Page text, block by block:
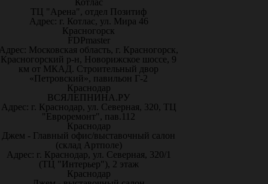
Котлас
ТЦ "Арена", отдел Позитиф
Адрес: г. Котлас, ул. Мира 46
Красногорск
FDPmaster
Московская область, г. Красногорск,
Красногорский р-н, Новорижское шоссе, 9
км от МКАД. Строительный двор
«Петровский», павильон Г-2
Краснодар
ВСЯЛЕПНИНА.РУ
Адрес: г. Краснодар, ул. Северная, 320, ТЦ
"Евроремонт", пав.112
Краснодар
Джем - Главный офис/выставочный салон
(склад Артполе)
Адрес: г. Краснодар, ул. Северная, 320/1
(ТЦ "Интерьер"), 2 этаж
Краснодар